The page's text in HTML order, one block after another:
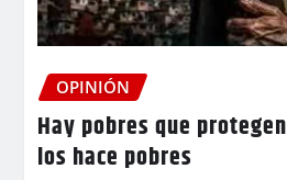
OPINIÓN
Hay pobres que
los hace pobres